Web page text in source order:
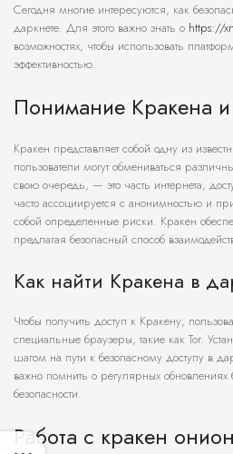
Сегодня многие интересуются, как
даркнете. Для этого важно знать о https://
возможностях, чтобы использовать
эффективностью.
Понимание Кракена
Кракен представляет собой одну из
пользователи могут обмениваться
свою очередь, — это часть интернета,
часто ассоциируется с анонимностью и
собой определенные риски. Кракен
предлагая безопасный способ
Как найти Кракена в
Чтобы получить доступ к Кракену,
специальные браузеры, такие как Tor.
шагом на пути к безопасному доступу в
важно помнить о регулярных
безопасности.
Работа с кракен онион